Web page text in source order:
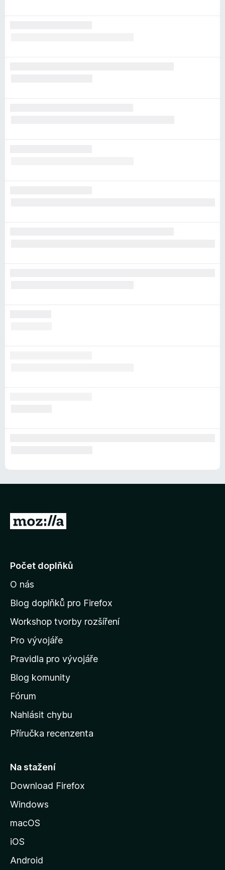
P
j
t
n
d
o
m
v
s
k
u
t
á
n
M
o
Počet doplňků
O nás
Blog doplňků pro Firefox
Workshop tvorby rozšíření
Pro vývojáře
Pravidla pro vývojáře
Blog komunity
Fórum
Nahlásit chybu
Příručka recenzenta
Na stažení
Download Firefox
Windows
macOS
iOS
Android